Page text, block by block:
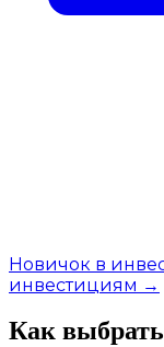
Новичок в
инвестициям →
Как